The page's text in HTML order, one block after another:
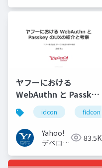
ネット
ヤフーにおける
WebAuthn と Passkey
の UX の紹介と考察
#idcon #fidcon
idcon fidcon
Yahoo!
デベロッ
トワーク
83.5K